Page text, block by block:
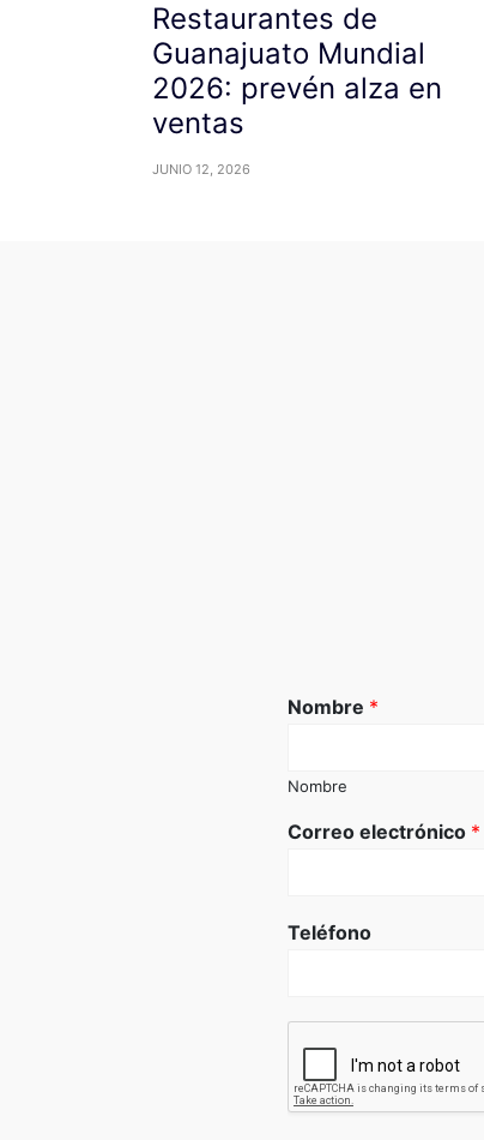
Restaurantes de
Guanajuato Mundial
2026: prevén alza en
ventas
JUNIO 12, 2026
Nombre *
Nombre
Correo electrónico *
Teléfono